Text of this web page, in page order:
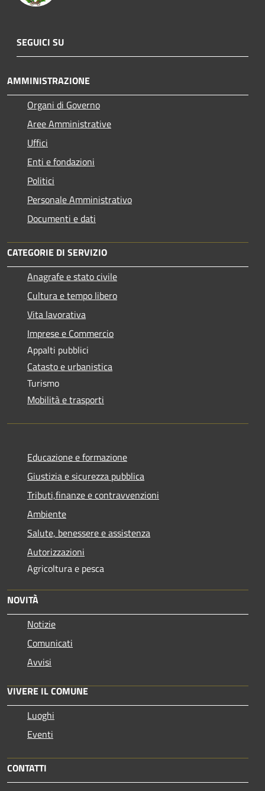
SEGUICI SU
AMMINISTRAZIONE
Organi di Governo
Aree Amministrative
Uffici
Enti e fondazioni
Politici
Personale Amministrativo
Documenti e dati
CATEGORIE DI SERVIZIO
Anagrafe e stato civile
Cultura e tempo libero
Vita lavorativa
Imprese e Commercio
Appalti pubblici
Catasto e urbanistica
Turismo
Mobilità e trasporti
Educazione e formazione
Giustizia e sicurezza pubblica
Tributi,finanze e contravvenzioni
Ambiente
Salute, benessere e assistenza
Autorizzazioni
Agricoltura e pesca
NOVITÀ
Notizie
Comunicati
Avvisi
VIVERE IL COMUNE
Luoghi
Eventi
CONTATTI